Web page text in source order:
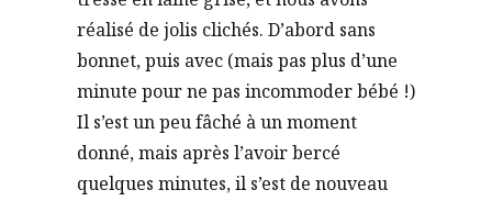
réalisé de jolis clichés. D’abord sans
bonnet, puis avec (mais pas plus d’une
minute pour ne pas incommoder bébé !)
Il s’est un peu fâché à un moment
donné, mais après l’avoir bercé
quelques minutes, il s’est de nouveau